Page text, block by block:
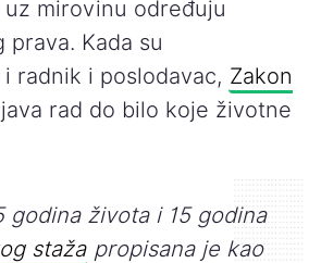
uz mirovinu određuju
prava. Kada su
radnik i poslodavac, Zakon
rad do bilo koje životne
godina života i 15 godina
stažapropisana je kao